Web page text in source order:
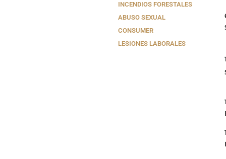
INCENDIOS FORESTALES
ABUSO SEXUAL
CONSUMER
LESIONES LABORALES